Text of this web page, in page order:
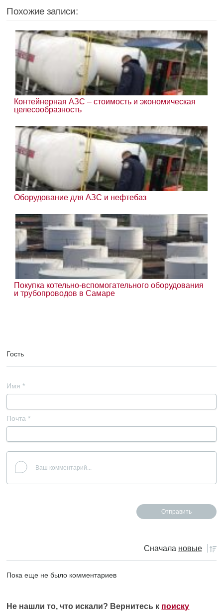
Похожие записи:
Контейнерная АЗС – стоимость и экономическая
целесообразность
Оборудование для АЗС и нефтебаз
Покупка котельно-вспомогательного оборудования
и трубопроводов в Самаре
Гость
Имя *
Почта *
Сначала новые
Пока еще не было комментариев
Не нашли то, что искали? Вернитесь к поиску